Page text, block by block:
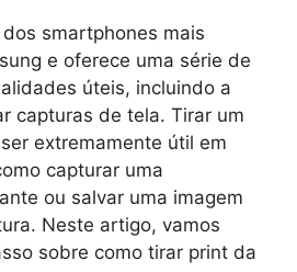
smartphones mais
e oferece uma série de
úteis, incluindo a
capturas de tela. Tirar um
extremamente útil em
capturar uma
ou salvar uma imagem
Neste artigo, vamos
sobre como tirar print da